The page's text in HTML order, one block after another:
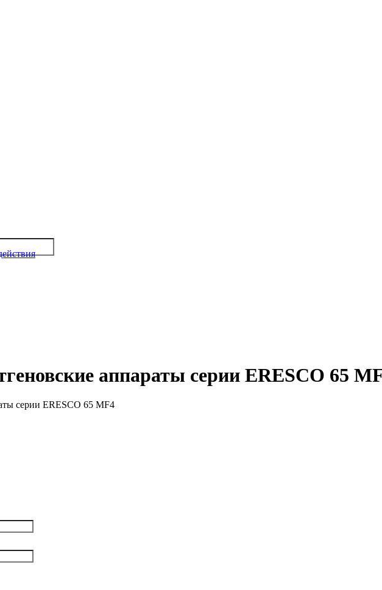
аппараты серии ERESCO 65